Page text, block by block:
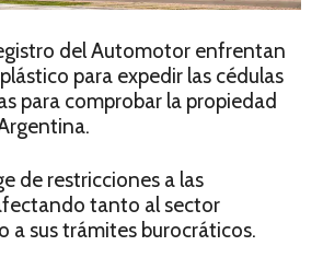
del Automotor enfrentan
para expedir las cédulas
para comprobar la propiedad
de restricciones a las
tanto al sector
a sus trámites burocráticos.